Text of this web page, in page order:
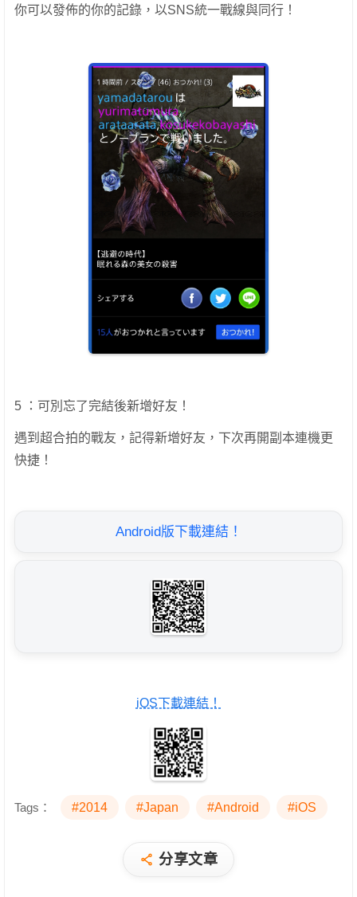
你可以發佈的你的記錄，以SNS統一戰線與同行！
5 ：可別忘了完結後新增好友！
遇到超合拍的戰友，記得新增好友，下次再開副本連機更
快捷！
Android版下載連結！
iOS下載連結！
Tags： #2014 #Japan #Android #iOS
分享文章